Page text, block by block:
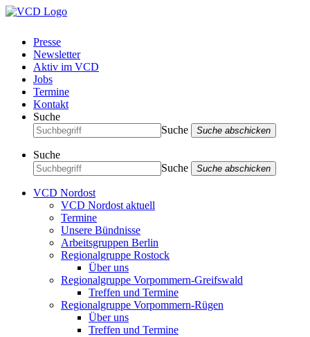
Presse
Newsletter
Aktiv im VCD
Jobs
Termine
Kontakt
Suche
Suche
Suche abschicken
Suche
Suche
Suche abschicken
VCD Nordost
VCD Nordost aktuell
Termine
Unsere Bündnisse
Arbeitsgruppen Berlin
Regionalgruppe Rostock
Über uns
Regionalgruppe Vorpommern-Greifswald
Treffen und Termine
Regionalgruppe Vorpommern-Rügen
Über uns
Treffen und Termine